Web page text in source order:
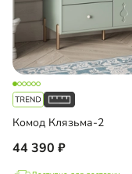
Комод Клязьма-2
44 390